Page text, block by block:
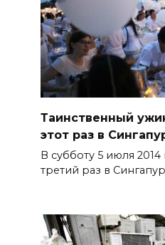
Таинственный
этот раз в
В субботу 5 июля 2014
третий раз в